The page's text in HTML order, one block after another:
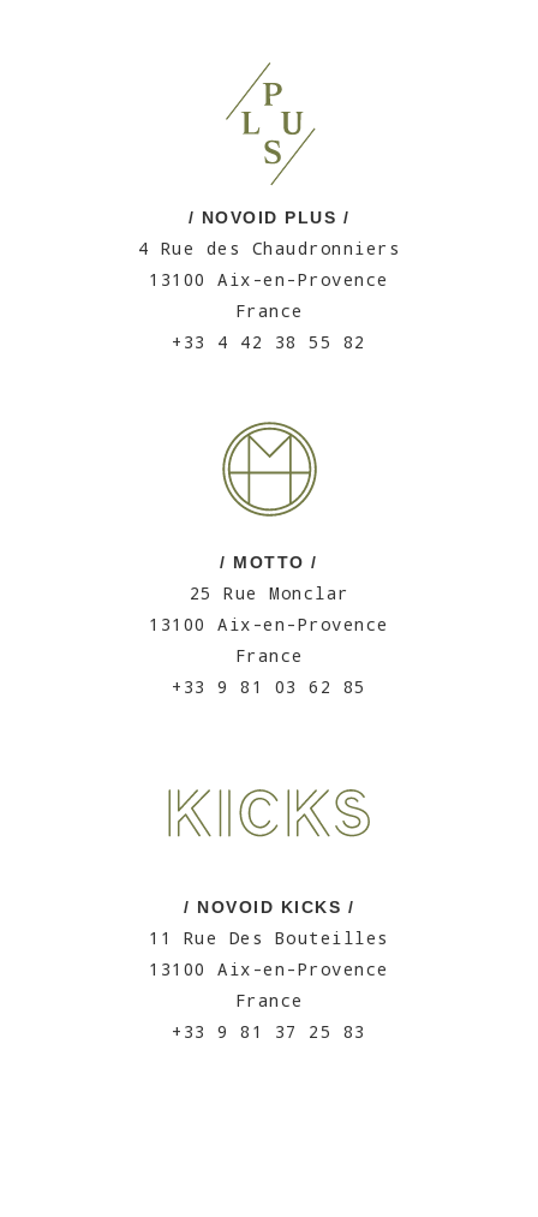
/ NOVOID PLUS /
4 Rue des Chaudronniers
13100 Aix-en-Provence
France
+33 4 42 38 55 82
/ MOTTO /
25 Rue Monclar
13100 Aix-en-Provence
France
+33 9 81 03 62 85
/ NOVOID KICKS /
11 Rue Des Bouteilles
13100 Aix-en-Provence
France
+33 9 81 37 25 83